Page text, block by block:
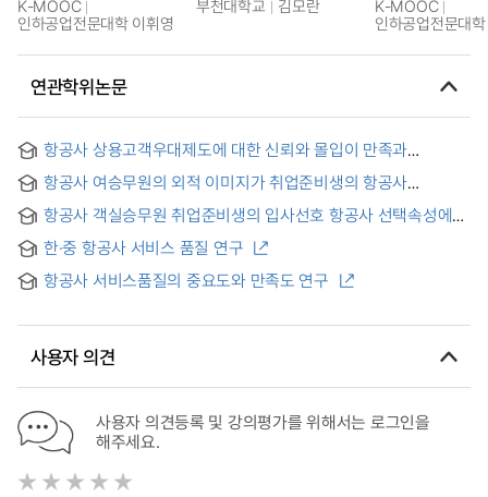
K-MOOC
인하공업전문대학 이휘영
부천대학교 김모란
K-MOOC
인하공업전문대
연관학위논문
항공사 상용고객우대제도에 대한 신뢰와 몰입이 만족과
항공사 여승무원의 외적 이미지가 취업준비생의 항공사
of Flight Attendants on Airline’s Preference of Students
Preparing for Stewardess
항공사 객실승무원 취업준비생의 입사선호 항공사 선택속성에
한·중 항공사 서비스 품질 연구
항공사 서비스품질의 중요도와 만족도 연구
사용자 의견
사용자 의견등록 및 강의평가를 위해서는 로그인을
해주세요.